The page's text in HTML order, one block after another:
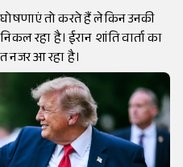
घोषणाएं तो करते हैं लेकिन उनकी
रहा है। ईरान शांति वार्ता का
नजर आ रहा है।